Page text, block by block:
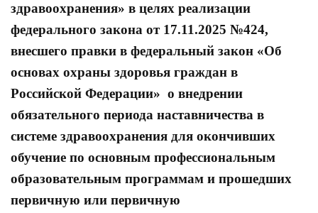
здравоохранения» в целях реализации
федерального закона от 17.11.2025 №424,
внесшего правки в федеральный закон «Об
основах охраны здоровья граждан в
Российской Федерации» о внедрении
обязательного периода наставничества в
системе здравоохранения для окончивших
обучение по основным профессиональным
образовательным программам и прошедших
первичную или первичную